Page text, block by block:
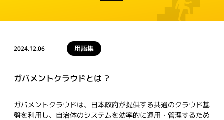
2024.12.06 用語集
ガバメントクラウドとは ？
ガバメントクラウドは、日本政府が提供する共通のクラウド基
盤を利用し、自治体のシステムを効率的に運用・管理するため